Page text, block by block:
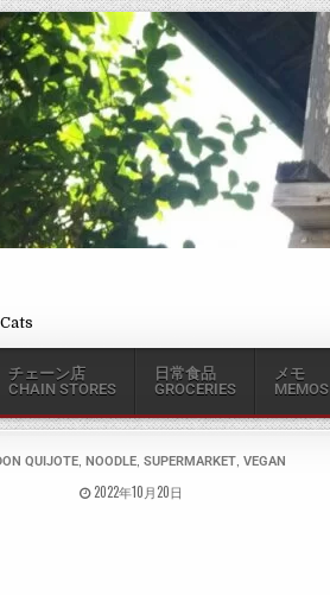
チェーン店
CHAIN STORES
日常食品
GROCERIES
メモ
MEMOS
QUIJOTE, NOODLE, SUPERMARKET, VEGAN
2022年10月20日